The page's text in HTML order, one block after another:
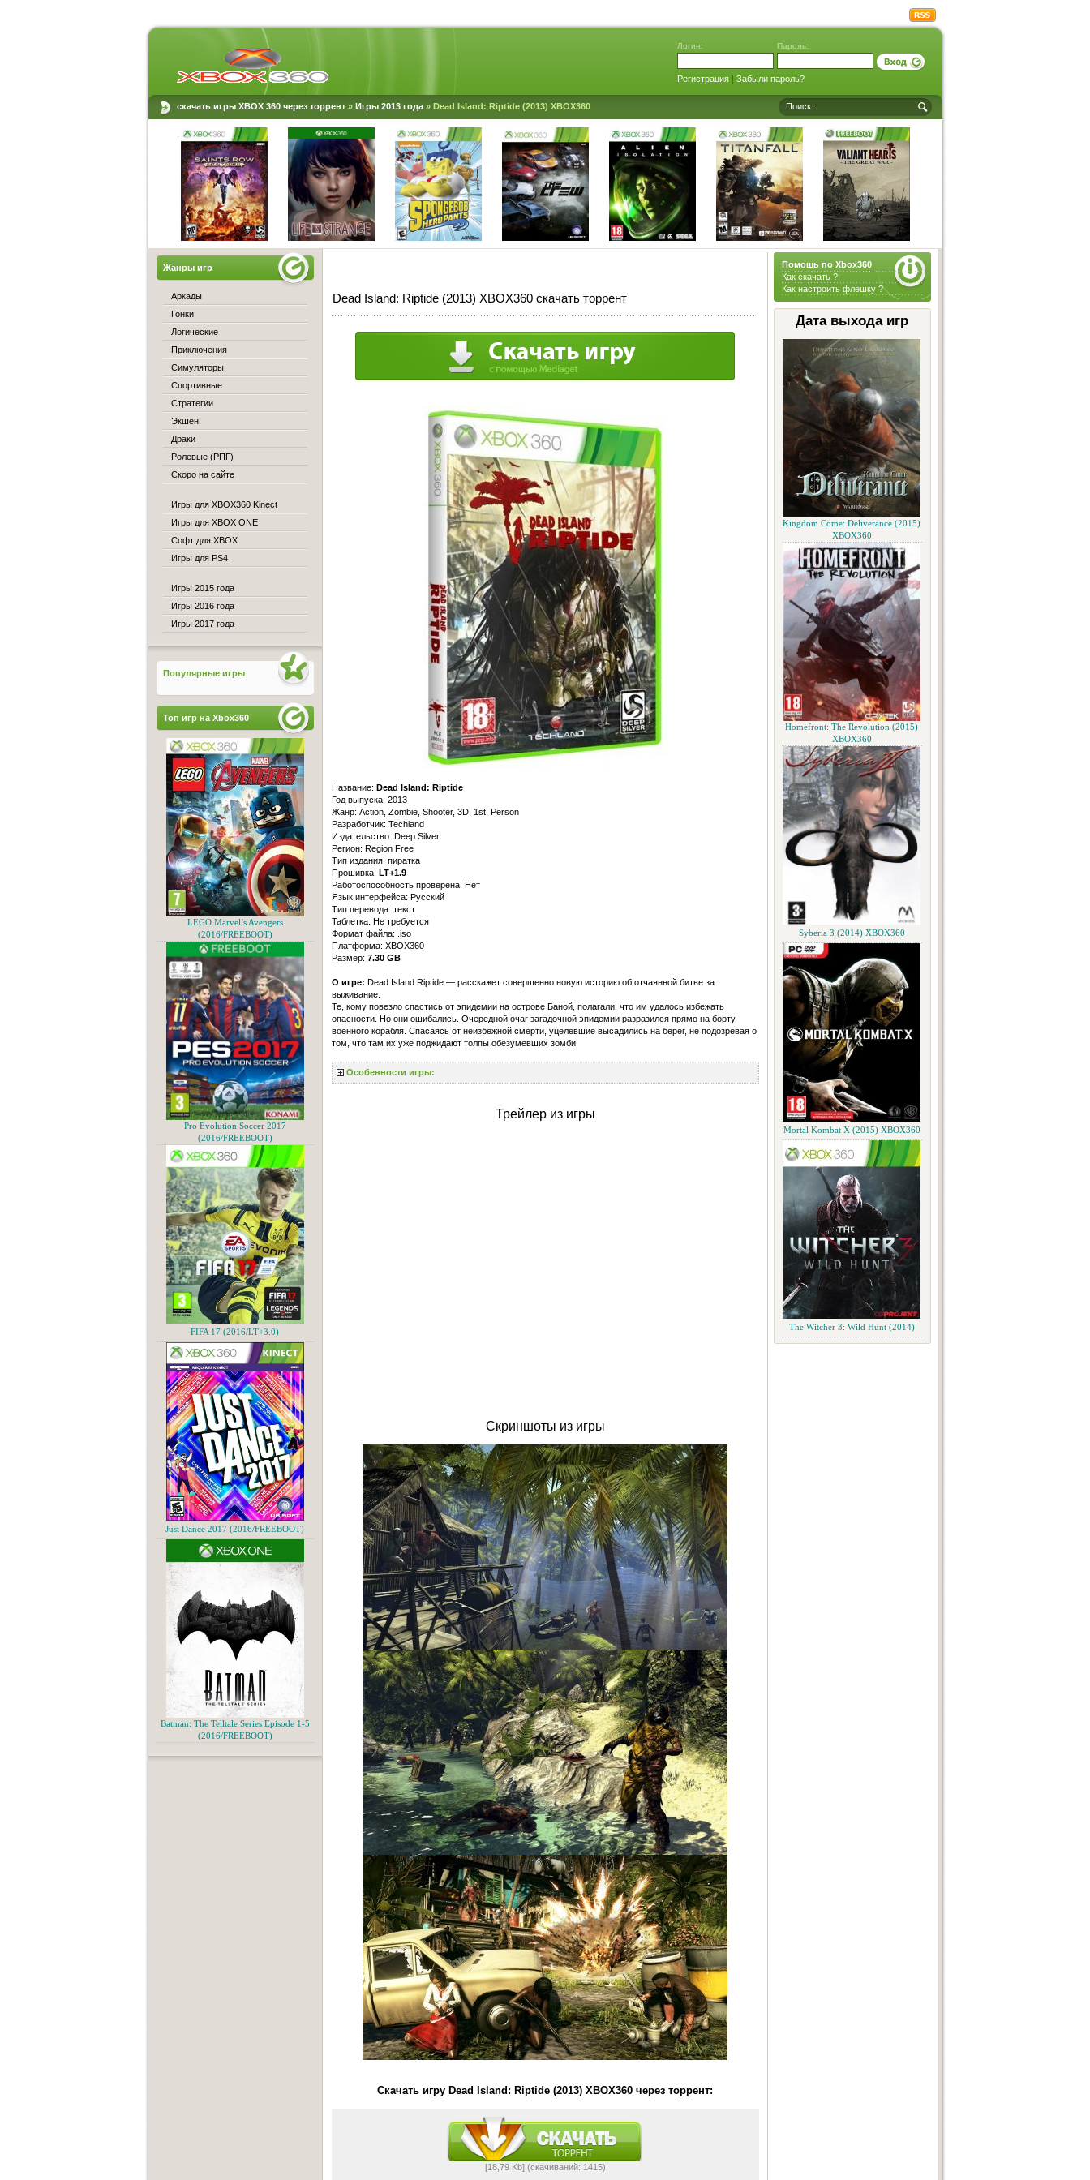
Логин: Пароль:
Регистрация| Забыли пароль?
скачать игры XBOX 360 через торрент» Игры 2013 года» Dead Island: Riptide (2013) XBOX360
Помощь по Xbox360.
Как скачать ?
Как настроить флешку ?
Дата выхода игр
Kingdom Come: Deliverance (2015)
XBOX360
Homefront: The Revolution (2015)
XBOX360
Syberia 3 (2014) XBOX360
Mortal Kombat X (2015) XBOX360
The Witcher 3: Wild Hunt (2014)
Dead Island: Riptide (2013) XBOX360 скачать торрент
Название: Dead Island: Riptide
Год выпуска: 2013
Жанр: Action, Zombie, Shooter, 3D, 1st, Person
Разработчик: Techland
Издательство: Deep Silver
Регион: Region Free
Тип издания: пиратка
Прошивка: LT+1.9
Работоспособность проверена: Нет
Язык интерфейса: Русский
Тип перевода: текст
Таблетка: Не требуется
Формат файла: .iso
Платформа: XBOX360
Размер: 7.30 GB
О игре: Dead Island Riptide — расскажет совершенно новую историю об отчаянной битве за
выживание.
Те, кому повезло спастись от эпидемии на острове Баной, полагали, что им удалось избежать
опасности. Но они ошибались. Очередной очаг загадочной эпидемии разразился прямо на борту
военного корабля. Спасаясь от неизбежной смерти, уцелевшие высадились на берег, не подозревая о
том, что там их уже поджидают толпы обезумевших зомби.
Особенности игры:
Трейлер из игры
Скриншоты из игры
Скачать игру Dead Island: Riptide (2013) XBOX360 через торрент:
[18,79 Kb] (cкачиваний: 1415)
Жанры игр
Аркады
Гонки
Логические
Приключения
Симуляторы
Спортивные
Стратегии
Экшен
Драки
Ролевые (РПГ)
Скоро на сайте
Игры для XBOX360 Kinect
Игры для XBOX ONE
Софт для XBOX
Игры для PS4
Игры 2015 года
Игры 2016 года
Игры 2017 года
Популярные игры
Топ игр на Xbox360
LEGO Marvel’s Avengers
(2016/FREEBOOT)
Pro Evolution Soccer 2017
(2016/FREEBOOT)
FIFA 17 (2016/LT+3.0)
Just Dance 2017 (2016/FREEBOOT)
Batman: The Telltale Series Episode 1-5
(2016/FREEBOOT)